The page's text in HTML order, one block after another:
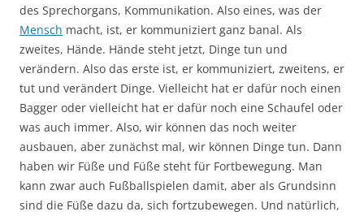
des Sprechorgans, Kommunikation. Also eines, was der
Mensch macht, ist, er kommuniziert ganz banal. Als
zweites, Hände. Hände steht jetzt, Dinge tun und
verändern. Also das erste ist, er kommuniziert, zweitens, er
tut und verändert Dinge. Vielleicht hat er dafür noch einen
Bagger oder vielleicht hat er dafür noch eine Schaufel oder
was auch immer. Also, wir können das noch weiter
ausbauen, aber zunächst mal, wir können Dinge tun. Dann
haben wir Füße und Füße steht für Fortbewegung. Man
kann zwar auch Fußballspielen damit, aber als Grundsinn
sind die Füße dazu da, sich fortzubewegen. Und natürlich,